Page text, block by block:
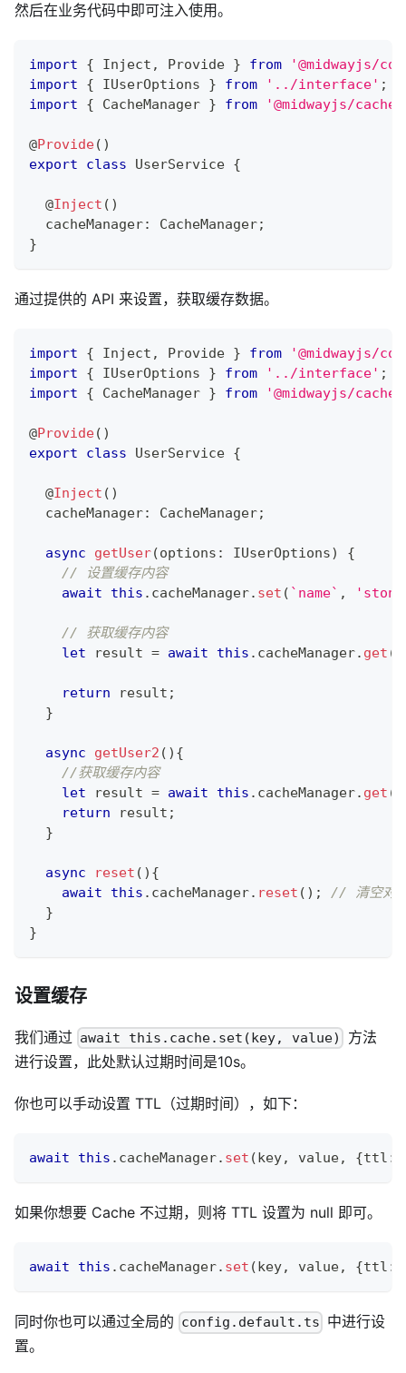
然后在业务代码中即可注入使用。
import { Inject , Provide } from
'@midwayjs/
import
{ IUserOptions } from '../interface' ;
import
{ CacheManager } from '@midwayjs/cache'
@Provide( )
export
class UserService {
@Inject ( )
  cacheManager
: CacheManager;
}
通过提供的 API 来设置，获取缓存数据。
import { Inject , Provide } from
'@midwayjs/
import
{ IUserOptions } from '../interface' ;
import
{ CacheManager } from '@midwayjs/cache'
@Provide( )
export
class UserService {
@Inject ( )
  cacheManager
: CacheManager;
async getUser(options : IUserOptions)
{
// 设置缓存内容
await
this . cacheManager. set ( ` name` ,
// 获取缓存内容
let result = await this . cacheManager. get (
return result ;
}
async getUser2 ( ) {
//获取缓存内容
let result = await this . cacheManager. get (
return result ;
}
async reset ( ) {
await
this . cacheManager. reset ( ) ;
// 清空对
}
}
设置缓存
我们通过 await this.cache.set(key, value)
方法
进行设置，此处默认过期时间是10s。
你也可以手动设置 TTL（过期时间），如下：
await this . cacheManager. set (key, value, {ttl :
如果你想要 Cache 不过期，则将 TTL 设置为 null 即可。
await this . cacheManager. set (key, value, {ttl :
同时你也可以通过全局的 config.default.ts 中进行设
置。